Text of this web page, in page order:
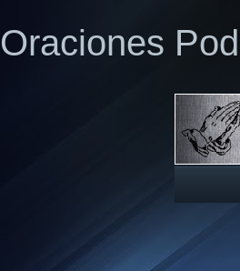
Oraciones